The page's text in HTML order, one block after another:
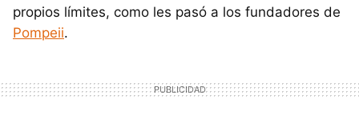
propios límites, como les pasó a los fundadores de
Pompeii.